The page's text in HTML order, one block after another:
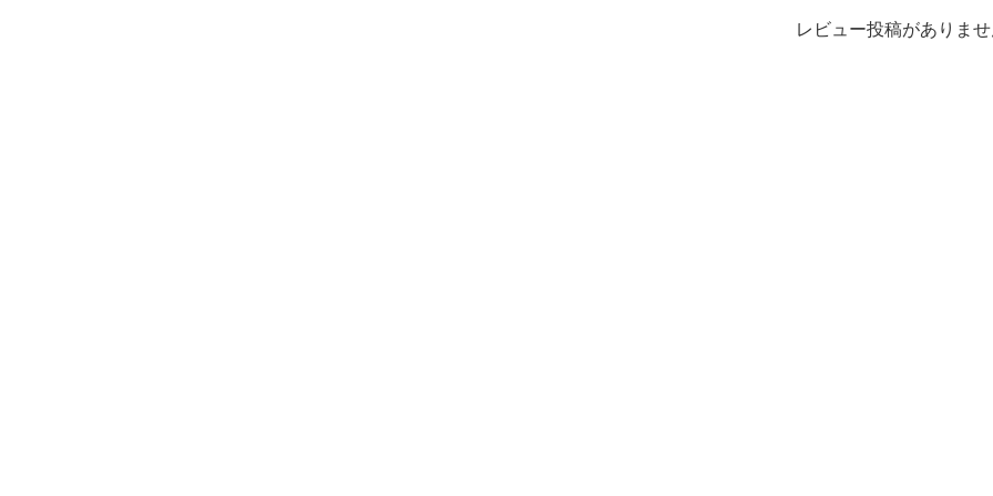
レビュー投稿がありま